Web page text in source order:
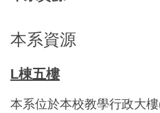
本系資源
L棟五樓
本系位於本校教學行政大